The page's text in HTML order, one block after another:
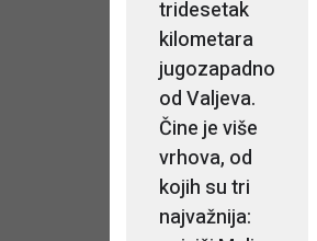
tridesetak
kilometara
jugozapadno
od Valjeva.
Čine je više
vrhova, od
kojih su tri
najvažnija: